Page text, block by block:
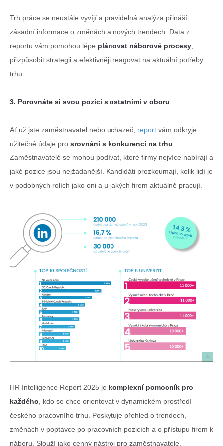
Trh práce se neustále vyvíjí a pravidelná analýza přináší
zásadní informace o změnách a nových trendech. Data z
reportu vám pomohou lépe plánovat náborové procesy
přizpůsobit strategii a efektivněji reagovat na aktuální potřeby
trhu.
3. Porovnáte si svou pozici s ostatními v oboru
Ať už jste zaměstnavatel nebo uchazeč, report vám odkryje
užitečné údaje pro srovnání s konkurencí na trhu
Zaměstnavatelé se mohou podívat, které firmy nejvíce nabírají a
jaké pozice jsou nejžádanější. Kandidáti prozkoumají, kolik lidí je
v podobných rolích jako oni a u jakých firem aktuálně pracují.
HR Intelligence Report 2025 je komplexní pomocník pro
každého , kdo se chce orientovat v dynamickém prostředí
českého pracovního trhu. Poskytuje přehled o trendech,
změnách v poptávce po pracovních pozicích a o přístupu firem k
náboru. Slouží jako cenný nástroj pro zaměstnavatele,